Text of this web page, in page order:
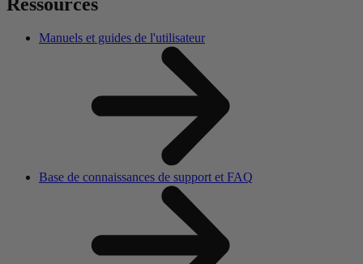
Manuels et guides de l'utilisateur
Base de connaissances de support et FAQ